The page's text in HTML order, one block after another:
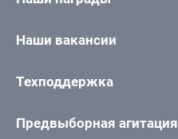
Наши вакансии
Техподдержка
Предвыборная агитация